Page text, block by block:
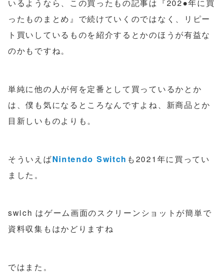
いるようなら、この買ったもの記事は『202●年に買
ったものまとめ』で続けていくのではなく、リピー
ト買いしているものを紹介するとかのほうが有益な
のかもですね。
単純に他の人が何を定番として買っているかとか
は、僕も気になるところなんですよね、新商品とか
目新しいものよりも。
そういえばNintendo Switch も2021年に買ってい
ました。
swich はゲーム画面のスクリーンショットが簡単で
資料収集もはかどりますね
ではまた。